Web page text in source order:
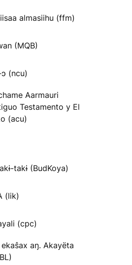
almasiihu (ffm)
(MQB)
(ncu)
Aarmauri
Testamento y El
(acu)
takɨ (BudKoya)
(lik)
(cpc)
aŋ. Akayëta